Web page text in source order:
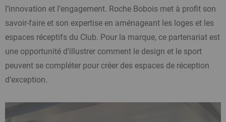
l’innovation et l’engagement. Roche Bobois met à profit son
savoir-faire et son expertise en aménageant les loges et les
espaces réceptifs du Club. Pour la marque, ce partenariat est
une opportunité d’illustrer comment le design et le sport
peuvent se compléter pour créer des espaces de réception
d’exception.